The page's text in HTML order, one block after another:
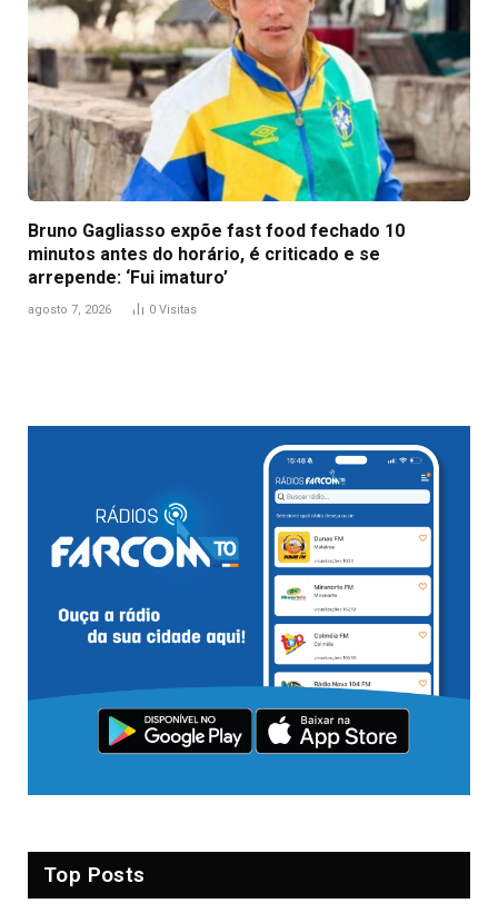
Bruno Gagliasso expõe fast food fechado 10
minutos antes do horário, é criticado e se
arrepende: ‘Fui imaturo’
agosto 7, 2026 0 Visitas
Top Posts